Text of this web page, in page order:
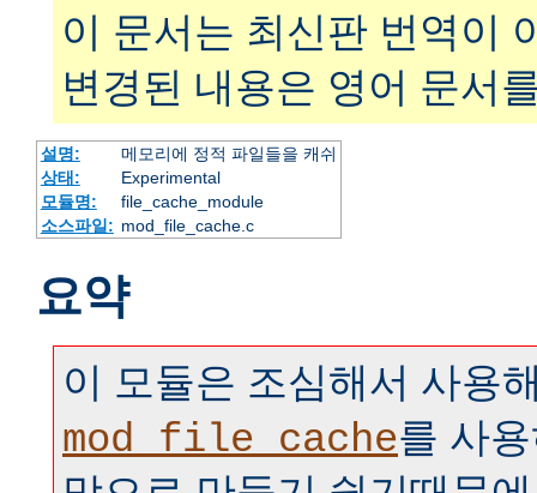
이 문서는 최신판 번역이
변경된 내용은 영어 문서
설명:
메모리에 정적 파일들을 캐쉬
상태:
Experimental
모듈명:
file_cache_module
소스파일: mod_file_cache.c
요약
이 모듈은 조심해서 사용
mod_file_cache를 사